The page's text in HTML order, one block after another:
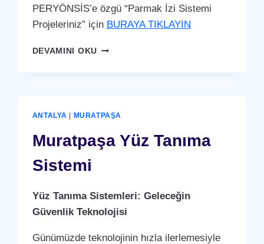
PERYÖNSİS’e özgü “Parmak İzi Sistemi
Projeleriniz” için BURAYA TIKLAYIN
DEVAMINI OKUMURATPAŞA
ANTALYA MURATPAŞA
Muratpaşa Yüz Tanıma
Sistemi
Yüz Tanıma Sistemleri: Geleceğin
Güvenlik Teknolojisi
Günümüzde teknolojinin hızla ilerlemesiyle